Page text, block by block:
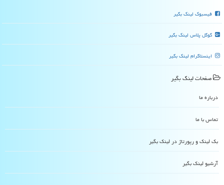
فیسبوک لینک بگیر
گوگل پلاس لینک بگیر
اینستاگرام لینک بگیر
صفحات لینك بگیر
درباره ما
تماس با ما
بک لینک و رپورتاژ در لینك بگیر
آرشیو لینك بگیر